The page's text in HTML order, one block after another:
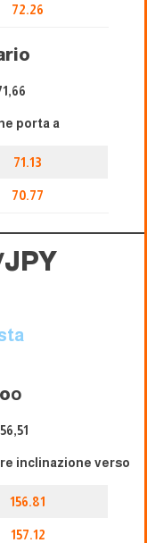
72.26
porta a
71.13
70.77
o
inclinazione verso
156.81
157.12